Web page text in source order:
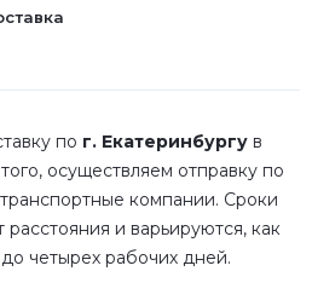
по г. Екатеринбургу в
осуществляем отправку по
компании. Сроки
расстояния и варьируются, как
четырех рабочих дней.